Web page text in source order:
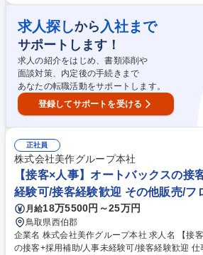
信頼が積みあがると、他院の先生を紹介してい
身の行動で、顧客が増えていくことを実感する
◇貴金属の買取回収だけでなく、廃棄物処理や
オプション提案をして、付加価値のあるサービ
◇再資源化、という社会貢献度の高い分野の仕事に携
【福岡】ルート営業 業界未経験の中途入社者
求人探しから 入社まで
サポートします！
求人の紹介をはじめ、書類添削や
面談対策、内定後の手続きまで
あなたの転職活動をサポートします。
登録してサポートを受ける
正社員
株式会社美作グループ本社
【接客×人事】オートバックスの接
経験可/接客経験歓迎 その他販売/フ
月給18万5500円～25万円
鳥取県西伯郡
企業名 株式会社美作グループ本社 求人名 【接客×人事】オートバックス
の接客+採用補助/人事未経験可/接客経験歓迎 仕事の内容 山陰エリアでオ